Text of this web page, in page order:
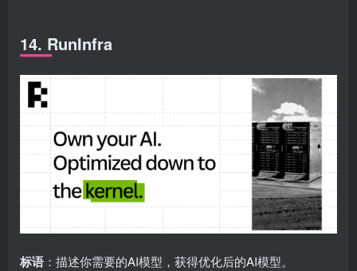
14. RunInfra
标语 ：描述你需要的AI模型，获得优化后的AI模型。